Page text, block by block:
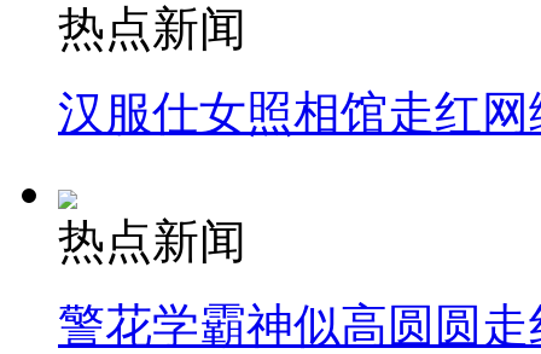
热点新闻
汉服仕女照相馆走红网
热点新闻
警花学霸神似高圆圆走